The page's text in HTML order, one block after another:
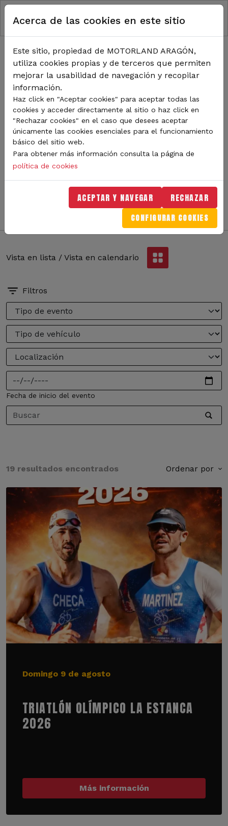
Pasar al contenido principal
RUTA DE NAVEGACIÓN
Inicio Eventos
CALENDARIO DE EVENTOS
Descubre todos los eventos que te esperan en el
circuito. Desde grandes premios hasta experiencias
exclusivas en pista.Filtra, encuentra y reserva tu
próxima aventura en solo unos clics.
Histórico de eventos
Descargar calendario
Añadir a mi calendario
Vista en lista / Vista en calendario
Filtros
Fecha de inicio del evento
Título
19 resultados encontrados Ordenar por
Domingo 9 de agosto
TRIATLÓN OLÍMPICO LA ESTANCA
2026
Más información
Acerca de las cookies en este sitio
Este sitio, propiedad de MOTORLAND ARAGÓN,
utiliza cookies propias y de terceros que permiten
mejorar la usabilidad de navegación y recopilar
información.
Haz click en "Aceptar cookies" para aceptar todas las
cookies y acceder directamente al sitio o haz click en
"Rechazar cookies" en el caso que desees aceptar
únicamente las cookies esenciales para el funcionamiento
básico del sitio web.
Para obtener más información consulta la página de
política de cookies
ACEPTAR Y NAVEGAR RECHAZAR
CONFIGURAR COOKIES